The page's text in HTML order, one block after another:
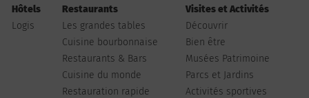
Hôtels
Logis
Restaurants
Les grandes tables
Cuisine bourbonnaise
Restaurants & Bars
Cuisine du monde
Restauration rapide
Visites et Activités
Découvrir
Bien être
Musées Patrimoine
Parcs et Jardins
Activités sportives